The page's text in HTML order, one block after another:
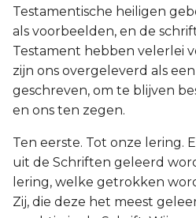
Testamentische heiligen
als voorbeelden, en de
Testament hebben velerlei
zijn ons overgeleverd als
geschreven, om te blijven
en ons ten zegen.
Ten eerste. Tot onze lering.
uit de Schriften geleerd
lering, welke getrokken
Zij, die deze het meest